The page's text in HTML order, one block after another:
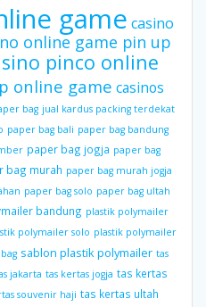
game casino
online game pin up
pinco online
online game casinos
bag jual kardus packing terdekat
paper bag bali paper bag bandung
paper bag jogja paper bag
bag murah paper bag murah jogja
paper bag solo paper bag ultah
bandung plastik polymailer
polymailer solo plastik polymailer
sablon plastik polymailer tas
jakarta tas kertas jogja tas kertas
souvenir haji tas kertas ultah